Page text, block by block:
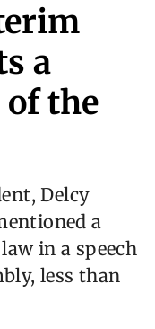
a
the
Delcy
a
in a speech
less than